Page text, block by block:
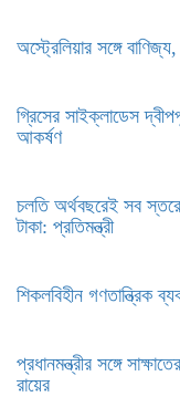
অস্ট্রেলিয়ার সঙ্গে
গ্রিসের সাইক্লাডেস
আকর্ষণ
চলতি অর্থবছরেই সব
টাকা: প্রতিমন্ত্রী
শিকলবিহীন গণতান্ত্রিক
প্রধানমন্ত্রীর সঙ্গে
রায়ের